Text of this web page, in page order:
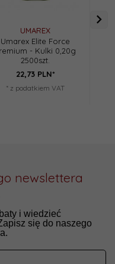
UMAREX
Umarex Elite Force
- Kulki 0,20g
2500szt.
22,73 PLN*
* z podatkiem VAT
newslettera
i wiedzieć
się do naszego